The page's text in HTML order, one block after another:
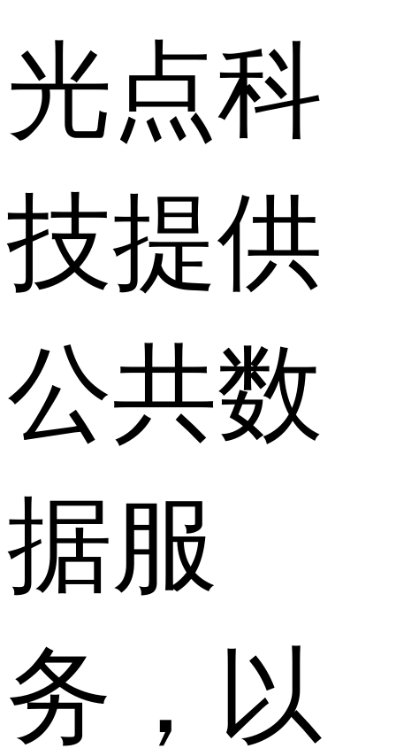
光点科
技提供
公共数
据服
务，以